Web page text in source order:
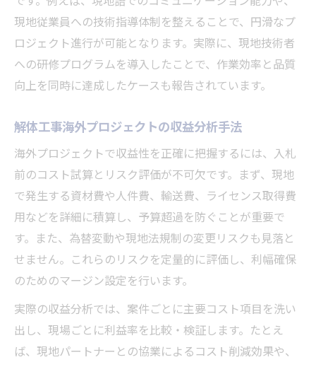
現地従業員への技術指導体制を整えることで、円滑なプ
ロジェクト進行が可能となります。実際に、現地技術者
への研修プログラムを導入したことで、作業効率と品質
向上を同時に達成したケースも報告されています。
解体工事海外プロジェクトの収益分析手法
海外プロジェクトで収益性を正確に把握するには、入札
前のコスト試算とリスク評価が不可欠です。まず、現地
で発生する資材費や人件費、輸送費、ライセンス取得費
用などを詳細に積算し、予算超過を防ぐことが重要で
す。また、為替変動や現地法規制の変更リスクも見落と
せません。これらのリスクを定量的に評価し、利幅確保
のためのマージン設定を行います。
実際の収益分析では、案件ごとに主要コスト項目を洗い
出し、現場ごとに利益率を比較・検証します。たとえ
ば、現地パートナーとの協業によるコスト削減効果や、